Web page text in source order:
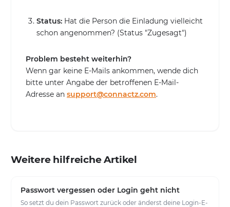
Status: Hat die Person die Einladung vielleicht
schon angenommen? (Status "Zugesagt")
Problem besteht weiterhin?
Wenn gar keine E-Mails ankommen, wende dich
bitte unter Angabe der betroffenen E-Mail-
Adresse an support@connactz.com.
Weitere hilfreiche Artikel
Passwort vergessen oder Login geht nicht
So setzt du dein Passwort zurück oder änderst deine Login-E-